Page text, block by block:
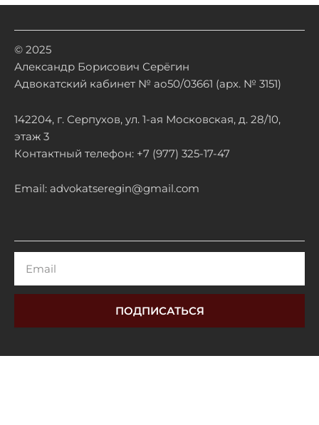
© 2025
Александр Борисович Серёгин
Адвокатский кабинет № ао50/03661 (арх. № 3151)
142204, г. Серпухов, ул. 1-ая Московская, д. 28/10,
этаж 3
Контактный телефон: +7 (977) 325-17-47
Email: advokatseregin@gmail.com
ПОДПИСАТЬСЯ